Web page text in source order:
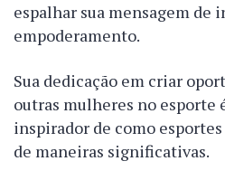
espalhar sua mensagem de
empoderamento.
Sua dedicação em criar
outras mulheres no esporte
inspirador de como
de maneiras significativas.